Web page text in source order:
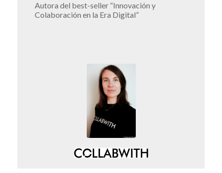
Autora del best-seller “Innovación y
Colaboración en la Era Digital”